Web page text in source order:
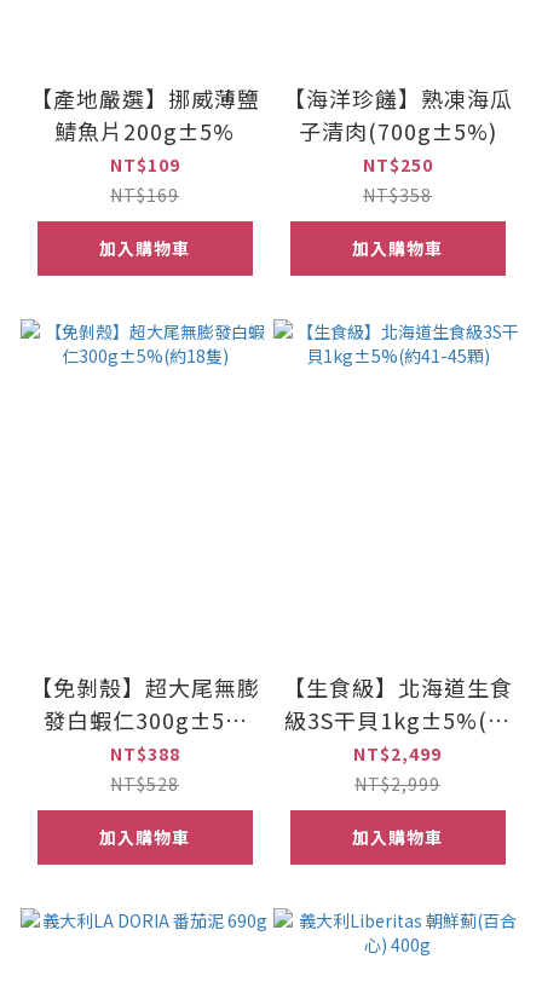
【產地嚴選】挪威薄鹽
鯖魚片200g±5%
NT$109
NT$169
加入購物車
【海洋珍饈】熟凍海瓜
子清肉(700g±5%)
NT$250
NT$358
加入購物車
【免剝殼】超大尾無膨
發白蝦仁300g±5%
(約18隻)
NT$388
NT$528
加入購物車
【生食級】北海道生食
級3S干貝1kg±5%(約
41-45顆)
NT$2,499
NT$2,999
加入購物車